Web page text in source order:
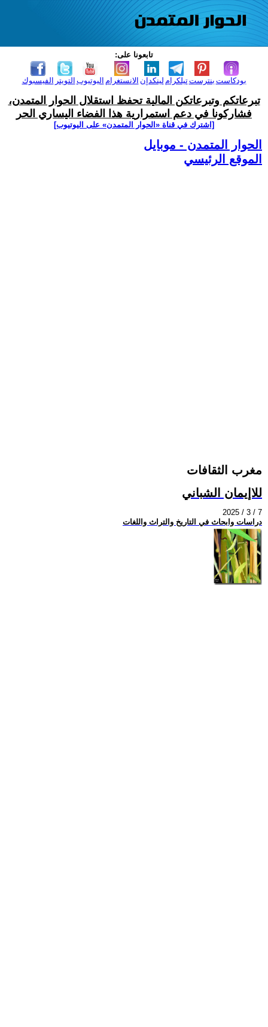
تابعونا على:
الفيسبوك التويتر اليوتيوب الانستغرام لينكدإن تيلكرامبنترست بودكاست
تبرعاتكم وتبرعاتكن المالية تحفظ استقلال الحوار المتمدن،
فشاركونا في دعم استمرارية هذا الفضاء اليساري الحر
[اشترك في قناة ‫«الحوار المتمدن» على اليوتيوب]
الحوار المتمدن - موبايل
الموقع الرئيسي
مغرب الثقافات
للاإيمان الشباني
2025 / 3 / 7
دراسات وابحاث في التاريخ والتراث واللغات